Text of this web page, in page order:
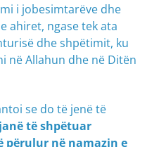
i jobesimtarëve dhe
ahiret, ngase tek ata
dhe shpëtimit, ku
në Allahun dhe në Ditën
se do të jenë të
të shpëtuar
përulur në namazin e